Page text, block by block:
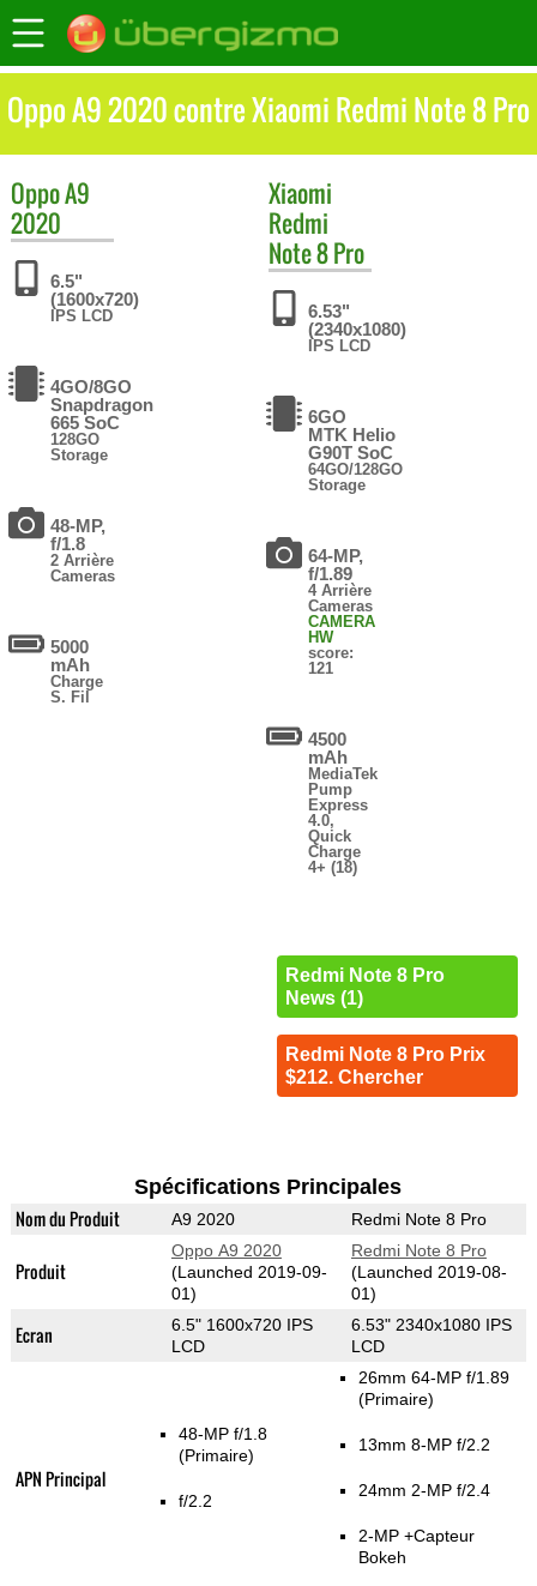
Oppo A9 2020 contre Xiaomi Redmi Note 8 Pro
OppoA9
2020
6.5"
(1600x720)
IPS LCD
4GO/8GO
Snapdragon
665 SoC
128GO
Storage
48-MP,
f/1.8
2 Arrière
Cameras
5000
mAh
Charge
S. Fil
Xiaomi
Redmi
Note 8 Pro
6.53"
(2340x1080)
IPS LCD
6GO
MTK Helio
G90T SoC
64GO/128GO
Storage
64-MP,
f/1.89
4 Arrière
Cameras
CAMERA
HW
score:
121
4500
mAh
MediaTek
Pump
Express
4.0,
Quick
Charge
4+ (18)
Redmi Note 8 Pro
News (1)
Redmi Note 8 Pro Prix
$212. Chercher
Spécifications Principales
Nom du Produit A9 2020 Redmi Note 8 Pro
Produit
Oppo A9 2020
(Launched 2019-09-
01)
Redmi Note 8 Pro
(Launched 2019-08-
01)
Ecran
6.5" 1600x720 IPS
LCD
6.53" 2340x1080 IPS
LCD
APN Principal
48-MP f/1.8
(Primaire)
f/2.2
26mm 64-MP f/1.89
(Primaire)
13mm 8-MP f/2.2
24mm 2-MP f/2.4
2-MP +Capteur
Bokeh